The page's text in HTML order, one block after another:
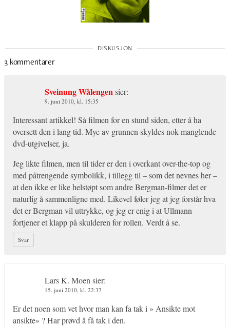
3 kommentarer
Sveinung Wålengensier:
9. juni 2010, kl. 15:35
Interessant artikkel! Så filmen for en stund siden, etter å ha
oversett den i lang tid. Mye av grunnen skyldes nok manglende
dvd-utgivelser, ja.
Jeg likte filmen, men til tider er den i overkant over-the-top og
med påtrengende symbolikk, i tillegg til – som det nevnes her –
at den ikke er like helstøpt som andre Bergman-filmer det er
naturlig å sammenligne med. Likevel føler jeg at jeg forstår hva
det er Bergman vil uttrykke, og jeg er enig i at Ullmann
fortjener et klapp på skulderen for rollen. Verdt å se.
Svar
Lars K. Moen sier:
15. juni 2010, kl. 22:37
Er det noen som vet hvor man kan fa tak i » Ansikte mot
ansikte» ? Har prøvd å få tak i den.